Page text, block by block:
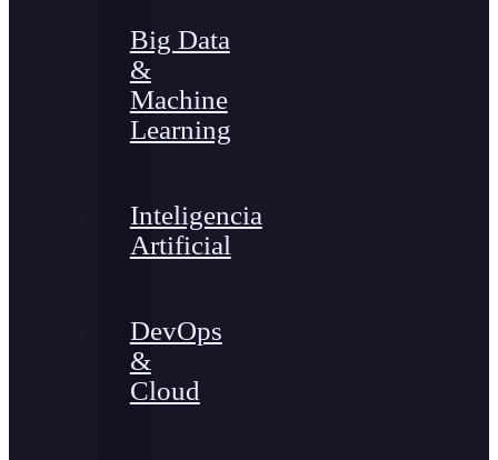
Big Data
&
Machine
Learning
Inteligencia
Artificial
DevOps
&
Cloud